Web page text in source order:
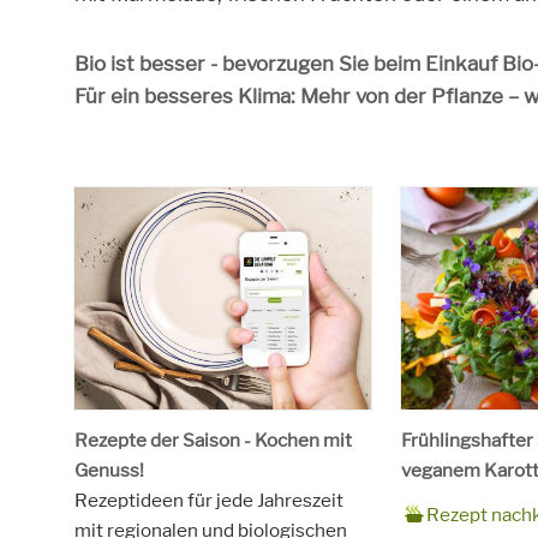
Bio ist besser - bevorzugen Sie beim Einkauf
Für ein besseres Klima: Mehr von der Pflanze –
Rezepte der Saison - Kochen mit
Genuss!
Rezeptideen für jede Jahreszeit
mit regionalen und biologischen
Frühlingshafter
veganem
Zubereitungszeit
90 Minuten
Rezept
für
4 Personen
Saison
Frühling
Schlagworte
Beilagen,
Rezept